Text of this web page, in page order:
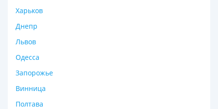
Харьков
Днепр
Львов
Одесса
Запорожье
Винница
Полтава